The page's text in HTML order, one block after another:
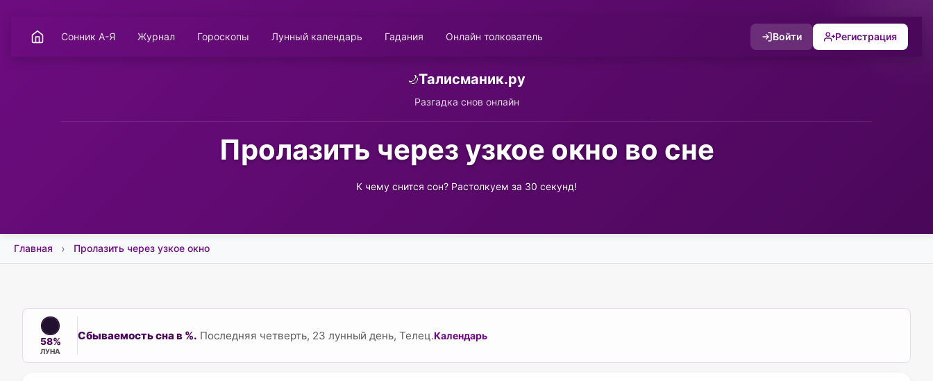
Сонник А-Я Журнал Гороскопы Лунный календарь Гадания Онлайн толкователь Войти Регистрация
🌙Талисманик.ру
Разгадка снов онлайн
Пролазить через узкое окно во сне
К чему снится сон? Растолкуем за 30 секунд!
Главная Пролазить через узкое окно
58%
ЛУНА
Сбываемость сна в %. Последняя четверть, 23 лунный день, Телец.Календарь